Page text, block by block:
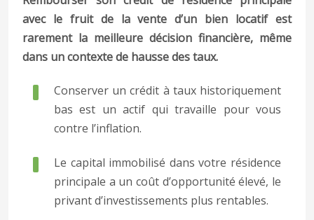
avec le fruit de la vente d’un bien locatif est
rarement la meilleure décision financière, même
dans un contexte de hausse des taux.
Conserver un crédit à taux historiquement
bas est un actif qui travaille pour vous
contre l’inflation.
Le capital immobilisé dans votre résidence
principale a un coût d’opportunité élevé, le
privant d’investissements plus rentables.